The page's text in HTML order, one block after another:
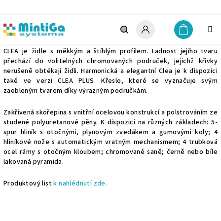
obsah
Nákupní
Clea
CLEA je židle s měkkým a štíhlým profilem. Ladnost jejího tvaru
přechází do volitelných chromovaných područek, jejichž křivky
nerušeně obtékají židli. Harmonická a elegantní Clea je k dispozici
také ve verzi CLEA PLUS. Křeslo, které se vyznačuje svým
zaobleným tvarem díky výrazným područkám.
Zakřivená skořepina s vnitřní ocelovou konstrukcí a polstrováním ze
studené polyuretanové pěny. K dispozici na různých základech: 5-
spur hliník s otočnými, plynovým zvedákem a gumovými koly; 4
hliníkové nože s automatickým vratným mechanismem; 4 trubková
ocel rámy s otočným kloubem; chromované saně; černě nebo bíle
lakovaná pyramida.
Produktový list k nahlédnutí zde.